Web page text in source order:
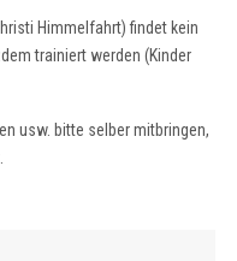
Himmelfahrt) findet kein
trainiert werden (Kinder
usw. bitte selber mitbringen,